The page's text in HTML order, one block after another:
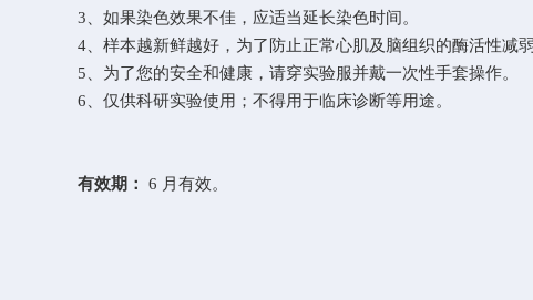
3、如果染色效果不佳，应适当延长染色时间。
4、样本越新鲜越好，为了防止正常心肌及脑组织的酶活性减
5、为了您的安全和健康，请穿实验服并戴一次性手套操作。
6、仅供科研实验使用；不得用于临床诊断等用途。
有效期： 6 月有效。